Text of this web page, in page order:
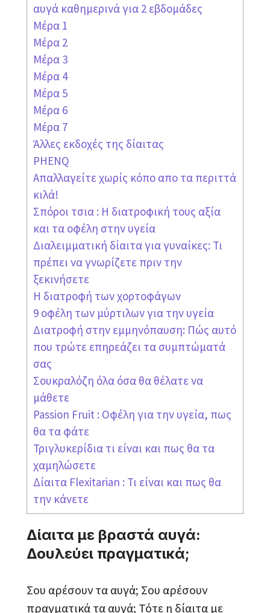
αυγά καθημερινά για 2 εβδομάδες
Μέρα 1
Μέρα 2
Μέρα 3
Μέρα 4
Μέρα 5
Μέρα 6
Μέρα 7
Άλλες εκδοχές της δίαιτας
PHENQ
Απαλλαγείτε χωρίς κόπο απο τα περιττά
κιλά!
Σπόροι τσια : Η διατροφική τους αξία
και τα οφέλη στην υγεία
Διαλειμματική δίαιτα για γυναίκες: Τι
πρέπει να γνωρίζετε πριν την
ξεκινήσετε
Η διατροφή των χορτοφάγων
9 οφέλη των μύρτιλων για την υγεία
Διατροφή στην εμμηνόπαυση: Πώς αυτό
που τρώτε επηρεάζει τα συμπτώματά
σας
Σουκραλόζη όλα όσα θα θέλατε να
μάθετε
Passion Fruit : Οφέλη για την υγεία, πως
θα τα φάτε
Τριγλυκερίδια τι είναι και πως θα τα
χαμηλώσετε
Δίαιτα Flexitarian : Τι είναι και πως θα
την κάνετε
Δίαιτα με βραστά αυγά:
Δουλεύει πραγματικά;
Σου αρέσουν τα αυγά; Σου αρέσουν
πραγματικά τα αυγά; Τότε η δίαιτα με